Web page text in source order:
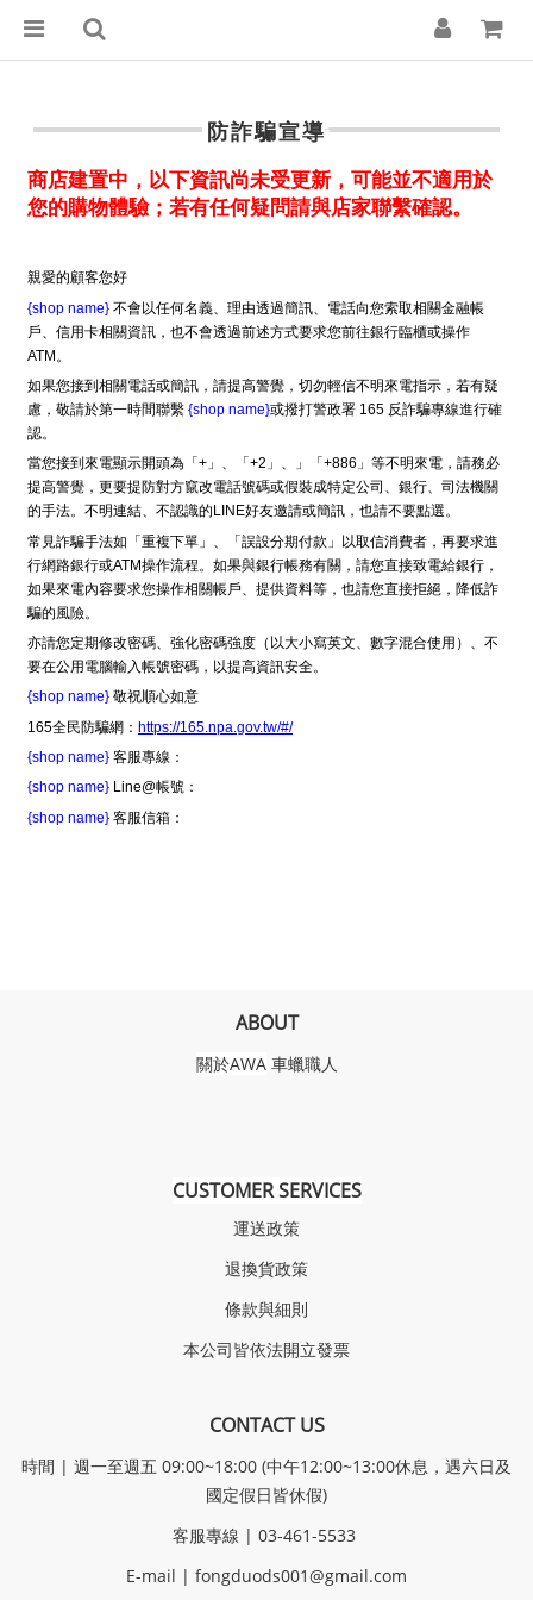
防詐騙宣導
商店建置中，以下資訊尚未受更新，可能並不適用於
您的購物體驗；若有任何疑問請與店家聯繫確認。
親愛的顧客您好
{shop name} 不會以任何名義、理由透過簡訊、電話向您索取相關金融帳
戶、信用卡相關資訊，也不會透過前述方式要求您前往銀行臨櫃或操作
ATM。
如果您接到相關電話或簡訊，請提高警覺，切勿輕信不明來電指示，若有疑
慮，敬請於第一時間聯繫 {shop name}或撥打警政署 165 反詐騙專線進行確
認。
當您接到來電顯示開頭為「+」、「+2」、」「+886」等不明來電，請務必
提高警覺，更要提防對方竄改電話號碼或假裝成特定公司、銀行、司法機關
的手法。不明連結、不認識的LINE好友邀請或簡訊，也請不要點選。
常見詐騙手法如「重複下單」、「誤設分期付款」以取信消費者，再要求進
行網路銀行或ATM操作流程。如果與銀行帳務有關，請您直接致電給銀行，
如果來電內容要求您操作相關帳戶、提供資料等，也請您直接拒絕，降低詐
騙的風險。
亦請您定期修改密碼、強化密碼強度（以大小寫英文、數字混合使用）、不
要在公用電腦輸入帳號密碼，以提高資訊安全。
{shop name} 敬祝順心如意
165全民防騙網： https://165.npa.gov.tw/#/
{shop name} 客服專線：
{shop name} Line@帳號：
{shop name} 客服信箱：
ABOUT
關於AWA 車蠟職人
CUSTOMER SERVICES
運送政策
退換貨政策
條款與細則
本公司皆依法開立發票
CONTACT US
時間 | 週一至週五 09:00~18:00 (中午12:00~13:00休息，遇六日及
國定假日皆休假)
客服專線 | 03-461-5533
E-mail | fongduods001@gmail.com